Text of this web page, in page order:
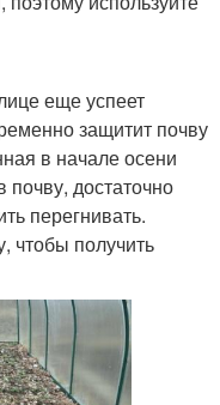
еще успеет
защитит почву
в начале осени
достаточно
перегнивать.
чтобы получить